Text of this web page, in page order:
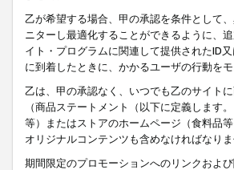
乙が希望する場合、甲の承認を条件として
ニターし最適化することができるように、
イト・プログラムに関連して提供されたID
に到着したときに、かかるユーザの行動を
乙は、甲の承認なく、いつでも乙のサイト
（商品ステートメント（以下に定義しま
等）またはストアのホームページ（食料品
オリジナルコンテンツも含めなければなりま
期間限定のプロモーションへのリンクおよ